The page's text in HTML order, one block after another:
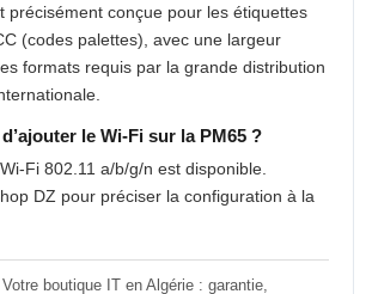
précisément conçue pour les étiquettes
(codes palettes), avec une largeur
formats requis par la grande distribution
le Wi-Fi sur la PM65 ?
Fi 802.11 a/b/g/n est disponible.
DZ pour préciser la configuration à la
boutique IT en Algérie : garantie,